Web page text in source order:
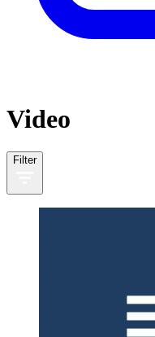
Video
Filter